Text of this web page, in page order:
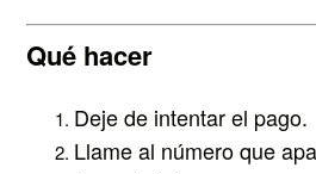
Qué hacer
Deje de intentar el pago.
Llame al número que